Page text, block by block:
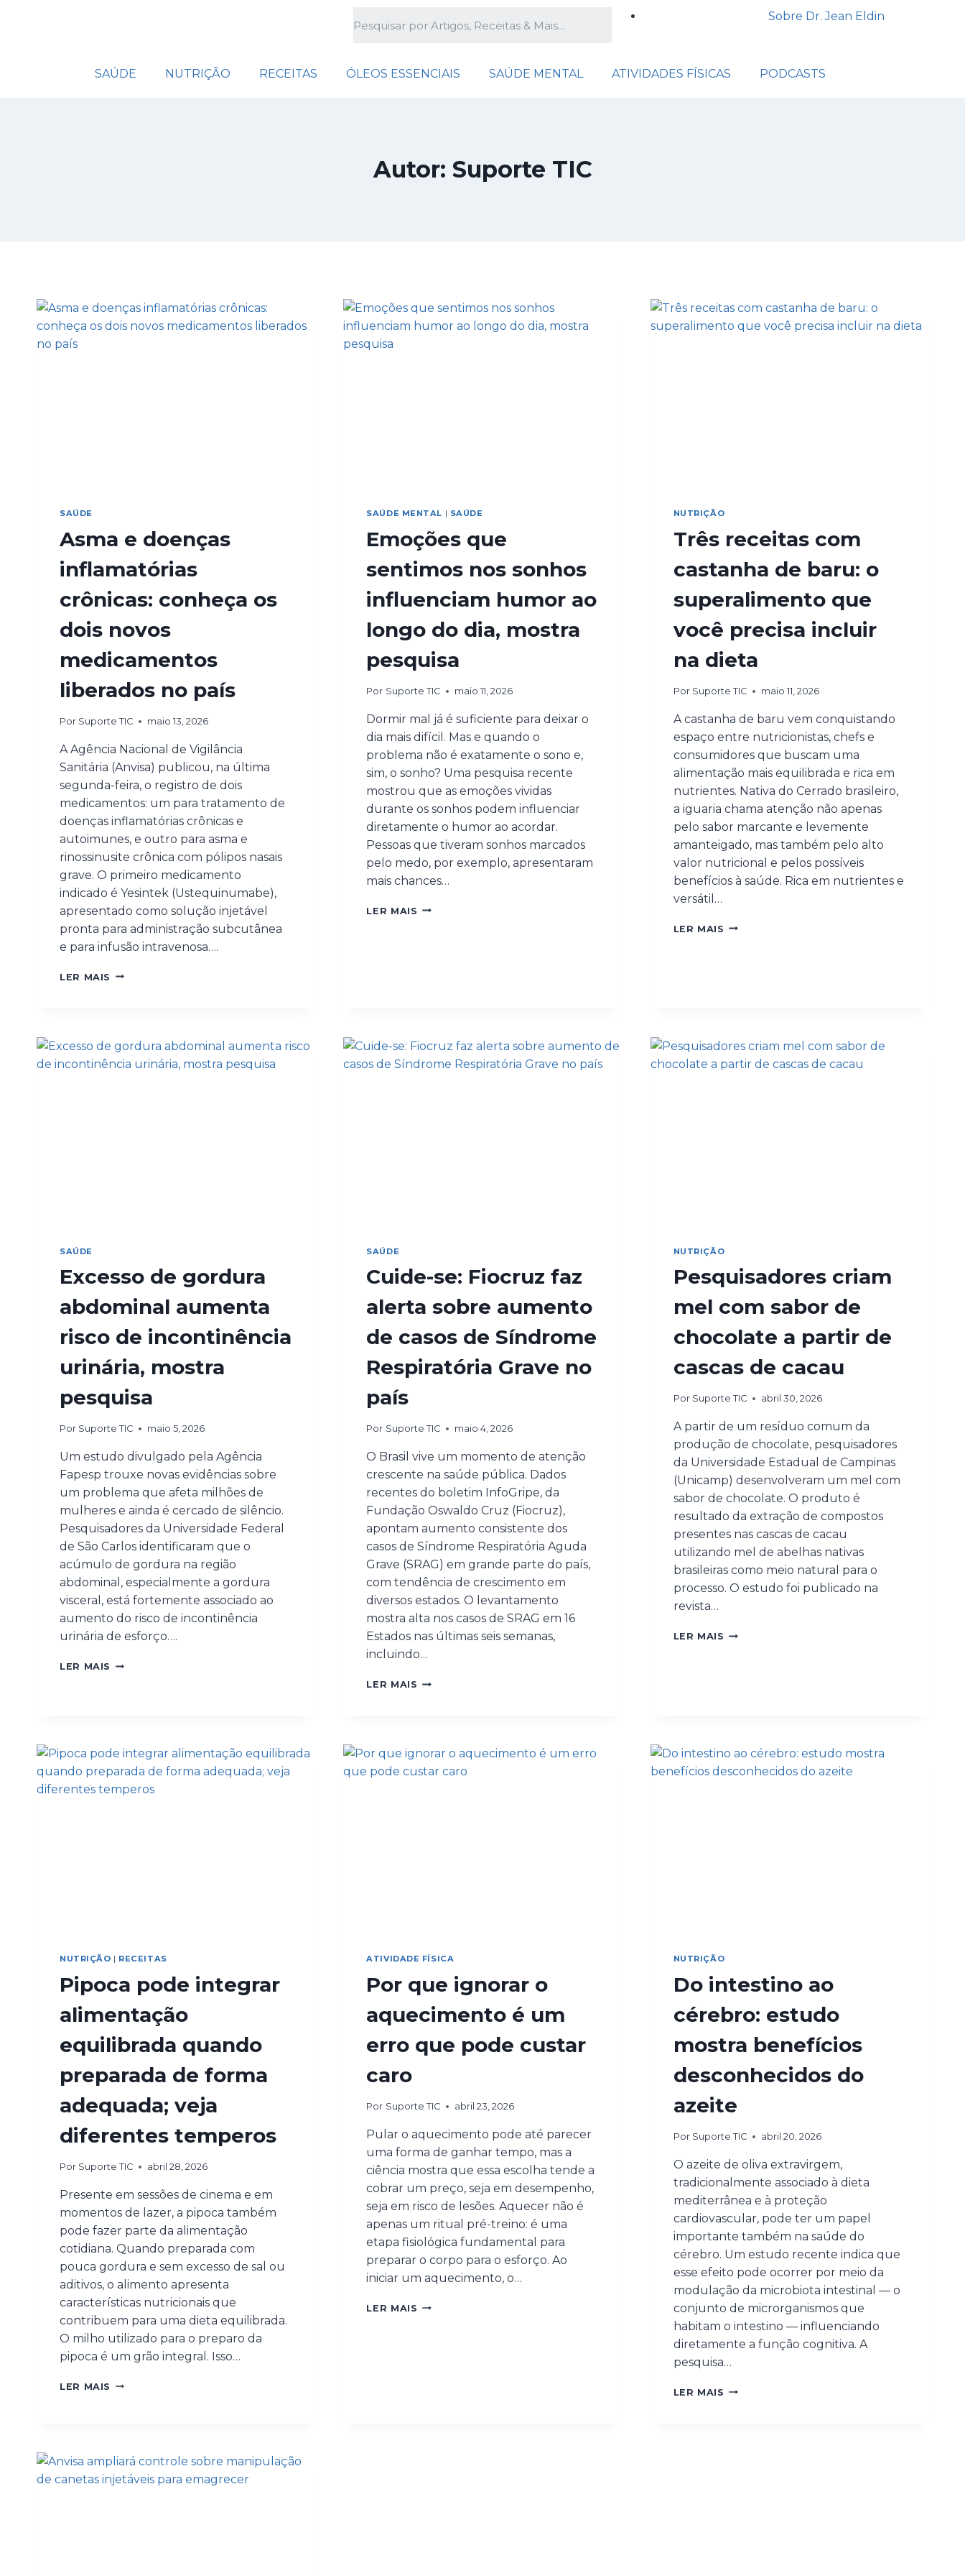
Sobre Dr. Jean Eldin
SAÚDE NUTRIÇÃO RECEITAS ÓLEOS ESSENCIAIS SAÚDE MENTAL ATIVIDADES FÍSICAS PODCASTS
Autor: Suporte TIC
SAÚDE
Asma e doenças
inflamatórias
crônicas: conheça os
dois novos
medicamentos
liberados no país
Por Suporte TIC maio 13, 2026
A Agência Nacional de Vigilância
Sanitária (Anvisa) publicou, na última
segunda-feira, o registro de dois
medicamentos: um para tratamento de
doenças inflamatórias crônicas e
autoimunes, e outro para asma e
rinossinusite crônica com pólipos nasais
grave. O primeiro medicamento
indicado é Yesintek (Ustequinumabe),
apresentado como solução injetável
pronta para administração subcutânea
e para infusão intravenosa….
LER MAIS
SAÚDE MENTAL | SAÚDE
Emoções que
sentimos nos sonhos
influenciam humor ao
longo do dia, mostra
pesquisa
Por Suporte TIC maio 11, 2026
Dormir mal já é suficiente para deixar o
dia mais difícil. Mas e quando o
problema não é exatamente o sono e,
sim, o sonho? Uma pesquisa recente
mostrou que as emoções vividas
durante os sonhos podem influenciar
diretamente o humor ao acordar.
Pessoas que tiveram sonhos marcados
pelo medo, por exemplo, apresentaram
mais chances…
LER MAIS
NUTRIÇÃO
Três receitas com
castanha de baru: o
superalimento que
você precisa incluir
na dieta
Por Suporte TIC maio 11, 2026
A castanha de baru vem conquistando
espaço entre nutricionistas, chefs e
consumidores que buscam uma
alimentação mais equilibrada e rica em
nutrientes. Nativa do Cerrado brasileiro,
a iguaria chama atenção não apenas
pelo sabor marcante e levemente
amanteigado, mas também pelo alto
valor nutricional e pelos possíveis
benefícios à saúde. Rica em nutrientes e
versátil…
LER MAIS
SAÚDE
Excesso de gordura
abdominal aumenta
risco de incontinência
urinária, mostra
pesquisa
Por Suporte TIC maio 5, 2026
Um estudo divulgado pela Agência
Fapesp trouxe novas evidências sobre
um problema que afeta milhões de
mulheres e ainda é cercado de silêncio.
Pesquisadores da Universidade Federal
de São Carlos identificaram que o
acúmulo de gordura na região
abdominal, especialmente a gordura
visceral, está fortemente associado ao
aumento do risco de incontinência
urinária de esforço….
LER MAIS
SAÚDE
Cuide-se: Fiocruz faz
alerta sobre aumento
de casos de Síndrome
Respiratória Grave no
país
Por Suporte TIC maio 4, 2026
O Brasil vive um momento de atenção
crescente na saúde pública. Dados
recentes do boletim InfoGripe, da
Fundação Oswaldo Cruz (Fiocruz),
apontam aumento consistente dos
casos de Síndrome Respiratória Aguda
Grave (SRAG) em grande parte do país,
com tendência de crescimento em
diversos estados. O levantamento
mostra alta nos casos de SRAG em 16
Estados nas últimas seis semanas,
incluindo…
LER MAIS
NUTRIÇÃO
Pesquisadores criam
mel com sabor de
chocolate a partir de
cascas de cacau
Por Suporte TIC abril 30, 2026
A partir de um resíduo comum da
produção de chocolate, pesquisadores
da Universidade Estadual de Campinas
(Unicamp) desenvolveram um mel com
sabor de chocolate. O produto é
resultado da extração de compostos
presentes nas cascas de cacau
utilizando mel de abelhas nativas
brasileiras como meio natural para o
processo. O estudo foi publicado na
revista…
LER MAIS
NUTRIÇÃO | RECEITAS
Pipoca pode integrar
alimentação
equilibrada quando
preparada de forma
adequada; veja
diferentes temperos
Por Suporte TIC abril 28, 2026
Presente em sessões de cinema e em
momentos de lazer, a pipoca também
pode fazer parte da alimentação
cotidiana. Quando preparada com
pouca gordura e sem excesso de sal ou
aditivos, o alimento apresenta
características nutricionais que
contribuem para uma dieta equilibrada.
O milho utilizado para o preparo da
pipoca é um grão integral. Isso…
LER MAIS
ATIVIDADE FÍSICA
Por que ignorar o
aquecimento é um
erro que pode custar
caro
Por Suporte TIC abril 23, 2026
Pular o aquecimento pode até parecer
uma forma de ganhar tempo, mas a
ciência mostra que essa escolha tende a
cobrar um preço, seja em desempenho,
seja em risco de lesões. Aquecer não é
apenas um ritual pré-treino: é uma
etapa fisiológica fundamental para
preparar o corpo para o esforço. Ao
iniciar um aquecimento, o…
LER MAIS
NUTRIÇÃO
Do intestino ao
cérebro: estudo
mostra benefícios
desconhecidos do
azeite
Por Suporte TIC abril 20, 2026
O azeite de oliva extravirgem,
tradicionalmente associado à dieta
mediterrânea e à proteção
cardiovascular, pode ter um papel
importante também na saúde do
cérebro. Um estudo recente indica que
esse efeito pode ocorrer por meio da
modulação da microbiota intestinal — o
conjunto de microrganismos que
habitam o intestino — influenciando
diretamente a função cognitiva. A
pesquisa…
LER MAIS